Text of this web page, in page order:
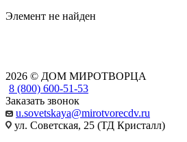
Элемент не найден
2026 © ДОМ МИРОТВОРЦА
8 (800) 600-51-53
Заказать звонок
u.sovetskaya@mirotvorecdv.ru
ул. Советская, 25 (ТД Кристалл)